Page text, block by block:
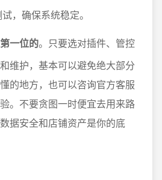
，确保系统稳定。
一位的。只要选对插件、管控
维护，基本可以避免绝大部分
的地方，也可以咨询官方客服
。不要贪图一时便宜去用来路
据安全和店铺资产是你的底